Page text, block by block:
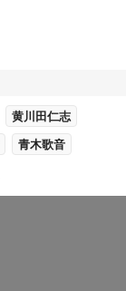
黄川田仁志
青木歌音